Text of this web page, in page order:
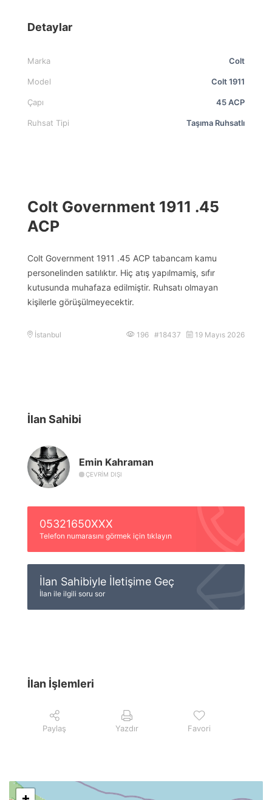
Detaylar
Marka Colt
Model Colt 1911
Çapı 45 ACP
Ruhsat Tipi Taşıma Ruhsatlı
Colt Government 1911 .45
ACP
Colt Government 1911 .45 ACP tabancam kamu
personelinden satılıktır. Hiç atış yapılmamiş, sıfır
kutusunda muhafaza edilmiştir. Ruhsatı olmayan
kişilerle görüşülmeyecektir.
İstanbul 196 #18437 19 Mayıs 2026
İlan Sahibi
Emin Kahraman
ÇEVRIM DIŞI
05321650XXX
Telefon numarasını görmek için tıklayın
İlan Sahibiyle İletişime Geç
İlan ile ilgili soru sor
İlan İşlemleri
Paylaş Yazdır Favori